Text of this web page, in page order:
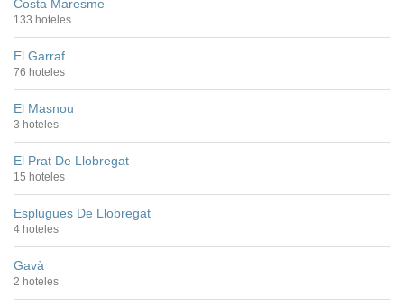
Costa Maresme
133 hoteles
El Garraf
76 hoteles
El Masnou
3 hoteles
El Prat De Llobregat
15 hoteles
Esplugues De Llobregat
4 hoteles
Gavà
2 hoteles